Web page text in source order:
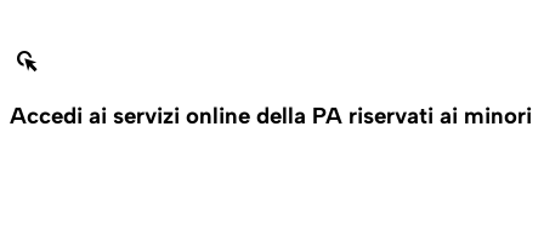
left_click
Accedi ai servizi online della PA riservati ai minori